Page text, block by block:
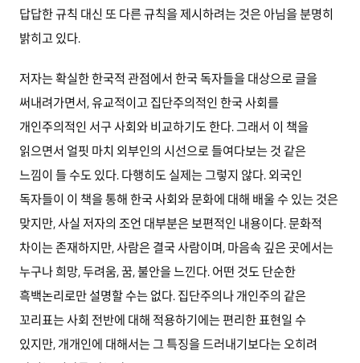
답답한 규칙 대신 또 다른 규칙을 제시하려는 것은 아님을 분명히
밝히고 있다.
저자는 확실한 한국적 관점에서 한국 독자들을 대상으로 글을
써내려가면서, 유교적이고 집단주의적인 한국 사회를
개인주의적인 서구 사회와 비교하기도 한다. 그래서 이 책을
읽으면서 얼핏 마치 외부인의 시선으로 들여다보는 것 같은
느낌이 들 수도 있다. 다행히도 실제는 그렇지 않다. 외국인
독자들이 이 책을 통해 한국 사회와 문화에 대해 배울 수 있는 것은
맞지만, 사실 저자의 조언 대부분은 보편적인 내용이다. 문화적
차이는 존재하지만, 사람은 결국 사람이며, 마음속 깊은 곳에서는
누구나 희망, 두려움, 꿈, 불안을 느낀다. 어떤 것도 단순한
흑백논리로만 설명할 수는 없다. 집단주의나 개인주의 같은
꼬리표는 사회 전반에 대해 적용하기에는 편리한 표현일 수
있지만, 개개인에 대해서는 그 특징을 드러내기보다는 오히려